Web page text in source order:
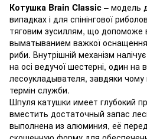
Котушка Brain Classic – модель
випадках і для спінінгової
тяговим зусиллям, що допоможе
выматыванием важкої
риби. Внутрішній механізм
на осі ведучої шестерні, один на
лесоукладывателя, завдяки
термін служби.
Шпуля катушки имеет глубокий
вместить достаточный запас
выполнена из алюминия, её